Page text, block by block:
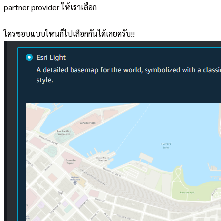
partner provider ให้เราเลือก
ใครชอบแบบไหนก็ไปเลือกกันได้เลยครับ!!